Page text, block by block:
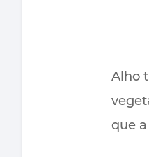
Alho
que